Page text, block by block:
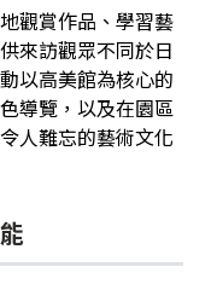
觀賞作品、學習藝
來訪觀眾不同於日
以高美館為核心的
導覽，以及在園區
人難忘的藝術文化